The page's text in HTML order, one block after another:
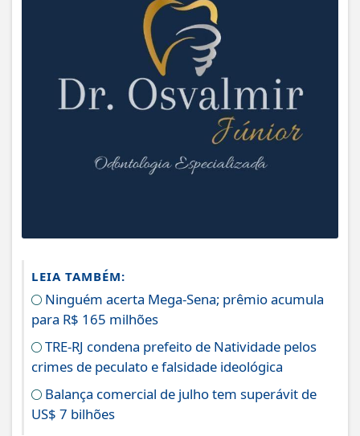
LEIA TAMBÉM:
Ninguém acerta Mega-Sena; prêmio acumula
para R$ 165 milhões
TRE-RJ condena prefeito de Natividade pelos
crimes de peculato e falsidade ideológica
Balança comercial de julho tem superávit de
US$ 7 bilhões